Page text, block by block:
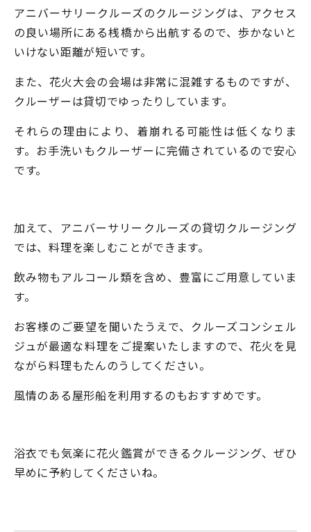
アニバーサリークルーズのクルージングは、アクセス
の良い場所にある桟橋から出航するので、歩かないと
いけない距離が短いです。
また、花火大会の会場は非常に混雑するものですが、
クルーザーは貸切でゆったりしています。
それらの理由により、着崩れる可能性は低くなりま
す。お手洗いもクルーザーに完備されているので安心
です。
加えて、アニバーサリークルーズの貸切クルージング
では、料理を楽しむことができます。
飲み物もアルコール類を含め、豊富にご用意していま
す。
お客様のご要望を聞いたうえで、クルーズコンシェル
ジュが最適な料理をご提案いたしますので、花火を見
ながら料理もたんのうしてください。
風情のある屋形船を利用するのもおすすめです。
浴衣でも気楽に花火鑑賞ができるクルージング、ぜひ
早めに予約してくださいね。